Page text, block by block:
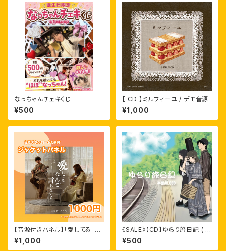
なっちゃんチェキくじ
¥500
【 CD 】ミルフィーユ / デモ音源
¥1,000
【音源付きパネル】「愛してる」な
んて言わないで / 半熟BLOOD
¥1,000
《SALE》【CD】ゆらり旅日記 ( シ
ングル )
¥500